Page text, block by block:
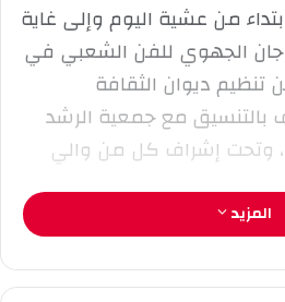
و
ن
من عشية اليوم وإلى غاية
الجهوي للفن الشعبي في
تنظيم ديوان الثقافة
بالتنسيق مع جمعية الرشد
وتحت إشراف كل من والي
ورئيس جمعية الرشد عميد
مصطفى بوتشيش فإن
المزيد